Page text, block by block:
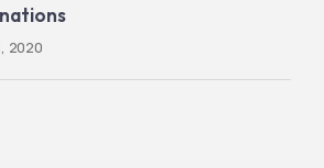
2020